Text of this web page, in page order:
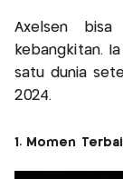
Axelsen
kebangkitan.
satu dunia
2024.
1. Momen